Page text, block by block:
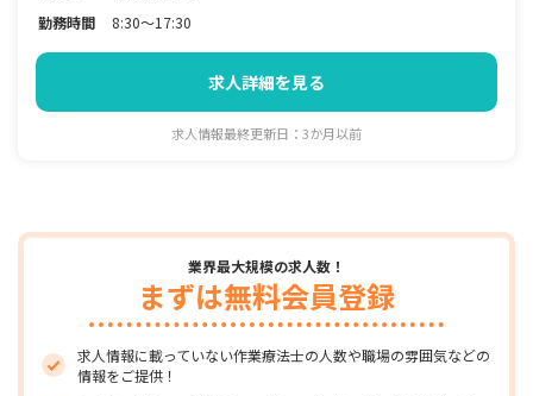
勤務時間
8:30～17:30
求人詳細を見る
求人情報最終更新日：3か月以前
業界最大規模の求人数！
まずは無料会員登録
求人情報に載っていない作業療法士の人数や職場の雰囲気などの
情報をご提供！